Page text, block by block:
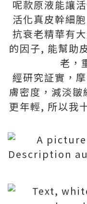
呢款原液能讓
活化真皮幹細
抗衰老精華有
的因子, 能幫助
老，
經研究証實，
膚密度，減淡
更年輕, 所以我